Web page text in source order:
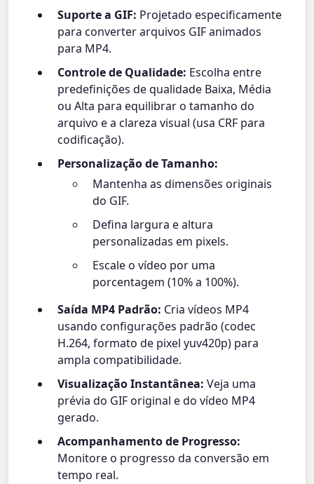
Suporte a GIF: Projetado especificamente
para converter arquivos GIF animados
para MP4.
Controle de Qualidade: Escolha entre
predefinições de qualidade Baixa, Média
ou Alta para equilibrar o tamanho do
arquivo e a clareza visual (usa CRF para
codificação).
Personalização de Tamanho:
Mantenha as dimensões originais
do GIF.
Defina largura e altura
personalizadas em pixels.
Escale o vídeo por uma
porcentagem (10% a 100%).
Saída MP4 Padrão: Cria vídeos MP4
usando configurações padrão (codec
H.264, formato de pixel yuv420p) para
ampla compatibilidade.
Visualização Instantânea: Veja uma
prévia do GIF original e do vídeo MP4
gerado.
Acompanhamento de Progresso:
Monitore o progresso da conversão em
tempo real.